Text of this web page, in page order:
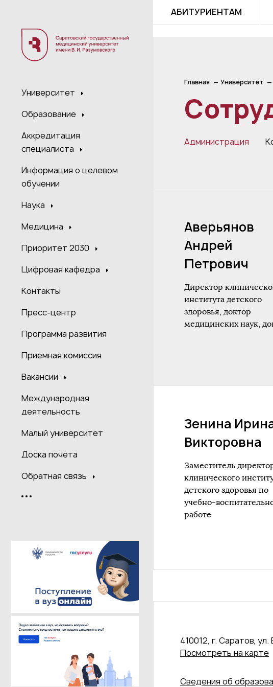
Университет
Образование
Аккредитация
специалиста
Информация о целевом
обучении
Наука
Медицина
Приоритет 2030
Цифровая кафедра
Контакты
Пресс-центр
Программа развития
Приемная комиссия
Вакансии
Международная
деятельность
Малый университет
Доска почета
Обратная связь
АБИТУРИЕНТАМ
Главная Университет
Администрация
Аверьянов
Андрей
Петрович
Директор
института детского
здоровья, доктор
медицинских наук,
Зенина
Викторовна
Заместитель
клинического
детского здоровья по
учебно-
работе
410012, г. Саратов,
Посмотреть на карте
Сведения об